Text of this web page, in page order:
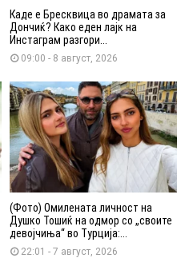
Каде е Бресквица во драмата за
Дончиќ? Како еден лајк на
Инстаграм разгори...
09:00 - 8 август, 2026
(Фото) Омилената личност на
Душко Тошиќ на одмор со „своите
девојчиња“ во Турција:...
22:01 - 7 август, 2026